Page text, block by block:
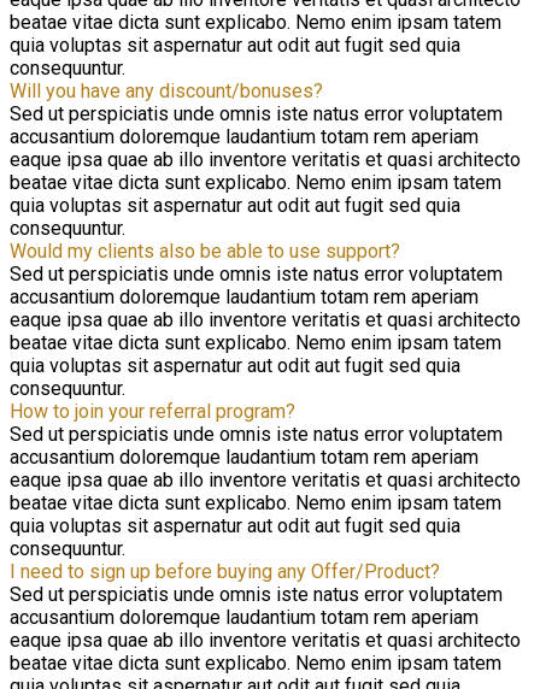
beatae vitae dicta sunt explicabo. Nemo enim ipsam tatem
quia voluptas sit aspernatur aut odit aut fugit sed quia
consequuntur.
Will you have any discount/bonuses?
Sed ut perspiciatis unde omnis iste natus error voluptatem
accusantium doloremque laudantium totam rem aperiam
eaque ipsa quae ab illo inventore veritatis et quasi architecto
beatae vitae dicta sunt explicabo. Nemo enim ipsam tatem
quia voluptas sit aspernatur aut odit aut fugit sed quia
consequuntur.
Would my clients also be able to use support?
Sed ut perspiciatis unde omnis iste natus error voluptatem
accusantium doloremque laudantium totam rem aperiam
eaque ipsa quae ab illo inventore veritatis et quasi architecto
beatae vitae dicta sunt explicabo. Nemo enim ipsam tatem
quia voluptas sit aspernatur aut odit aut fugit sed quia
consequuntur.
How to join your referral program?
Sed ut perspiciatis unde omnis iste natus error voluptatem
accusantium doloremque laudantium totam rem aperiam
eaque ipsa quae ab illo inventore veritatis et quasi architecto
beatae vitae dicta sunt explicabo. Nemo enim ipsam tatem
quia voluptas sit aspernatur aut odit aut fugit sed quia
consequuntur.
I need to sign up before buying any Offer/Product?
Sed ut perspiciatis unde omnis iste natus error voluptatem
accusantium doloremque laudantium totam rem aperiam
eaque ipsa quae ab illo inventore veritatis et quasi architecto
beatae vitae dicta sunt explicabo. Nemo enim ipsam tatem